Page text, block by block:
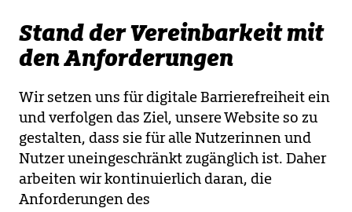
Stand der Vereinbarkeit mit
den Anforderungen
Wir setzen uns für digitale Barrierefreiheit ein
und verfolgen das Ziel, unsere Website so zu
gestalten, dass sie für alle Nutzerinnen und
Nutzer uneingeschränkt zugänglich ist. Daher
arbeiten wir kontinuierlich daran, die
Anforderungen des